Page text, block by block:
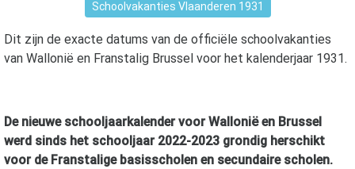
Schoolvakanties Vlaanderen 1931
Dit zijn de exacte datums van de officiële schoolvakanties
van Wallonië en Franstalig Brussel voor het kalenderjaar 1931.
De nieuwe schooljaarkalender voor Wallonië en Brussel
werd sinds het schooljaar 2022-2023 grondig herschikt
voor de Franstalige basisscholen en secundaire scholen.